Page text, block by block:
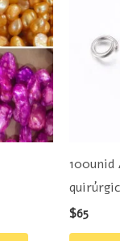
tiene
múltiples
variantes.
Las
opciones
se
100unid
$65